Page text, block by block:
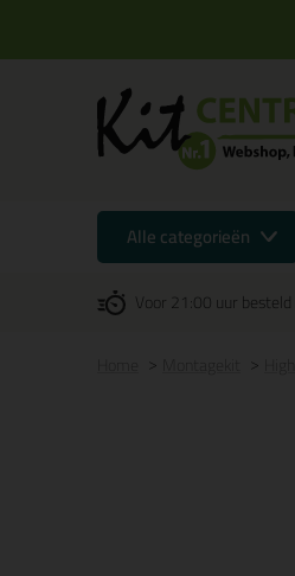
Alle categorieën
Voor 21:00 uur besteld